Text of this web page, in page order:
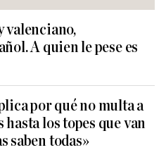
valenciano,
A quien le pese es
por qué no multa a
hasta los topes que van
saben todas»